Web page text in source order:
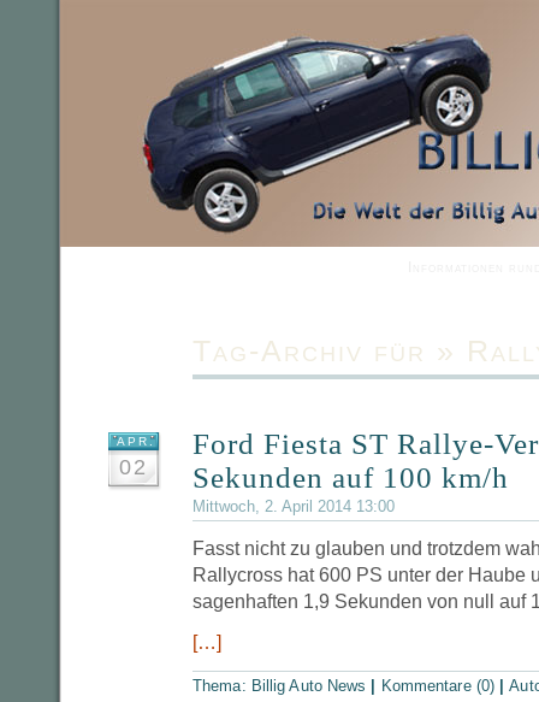
Tag-Archiv für »
APR.
02
Ford Fiesta ST Rallye-
Sekunden auf 100 km/h
Mittwoch, 2. April 2014 13:00
Fasst nicht zu glauben und trotzdem
Rallycross hat 600 PS unter der Haube
sagenhaften 1,9 Sekunden von null auf
[…]
Thema: Billig Auto News Kommentare (0) |